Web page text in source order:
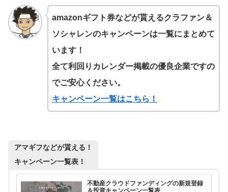
amazonギフト券などが貰えるクラファン＆
ソシャレンのキャンペーンは一覧にまとめて
います！
全て利回りカレンダー掲載の優良企業ですの
でご安心ください。
キャンペーン一覧はこちら！
アマギフなどが貰える！
キャンペーン一覧表！
不動産クラウドファンディングの新規登録
＆投資キャンペーン一覧表